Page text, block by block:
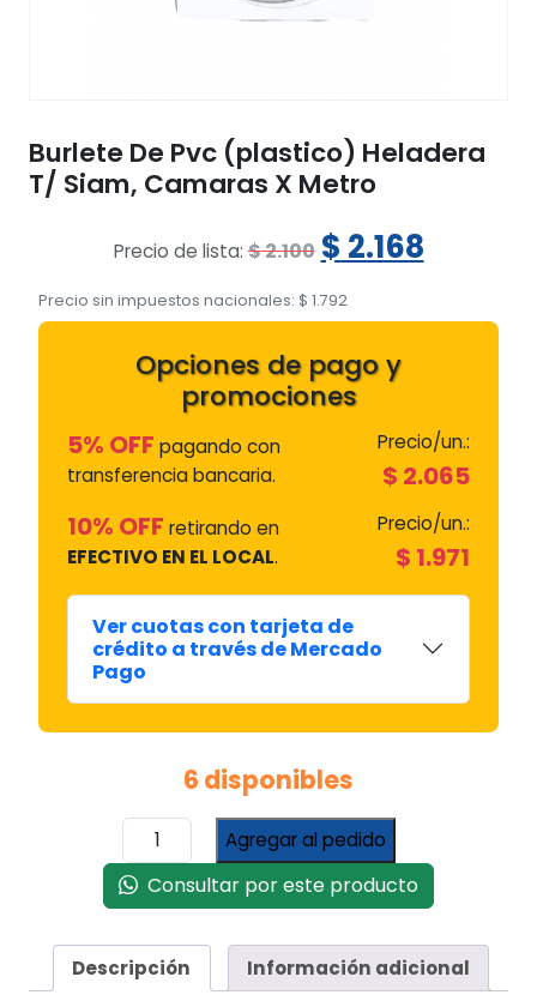
Burlete De Pvc (plastico) Heladera
T/ Siam, Camaras X Metro
Precio de lista:$2.100 El
precio
original
era:
$ 2.100.
$ 2.168El
actual
$ 2.168.
Precio sin impuestos nacionales: $ 1.792
Opciones de pago y
promociones
5% OFF pagando con
transferencia bancaria.
Precio/un.:
$ 2.065
10% OFF retirando en
EFECTIVO EN EL LOCAL.
Precio/un.:
$ 1.971
Ver cuotas con tarjeta de
crédito a través de Mercado
Pago
6 disponibles
Burlete
De
Pvc
(plastico)
T/
Siam,
Agregar al pedido
Consultar por este producto
Descripción Información adicional